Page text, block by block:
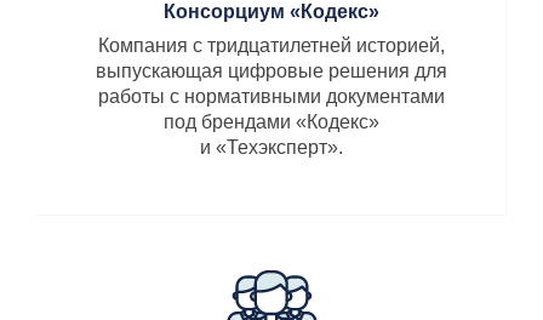
Консорциум «Кодекс»
Компания с тридцатилетней историей,
выпускающая цифровые решения для
работы с нормативными документами
под брендами «Кодекс»
и «Техэксперт».